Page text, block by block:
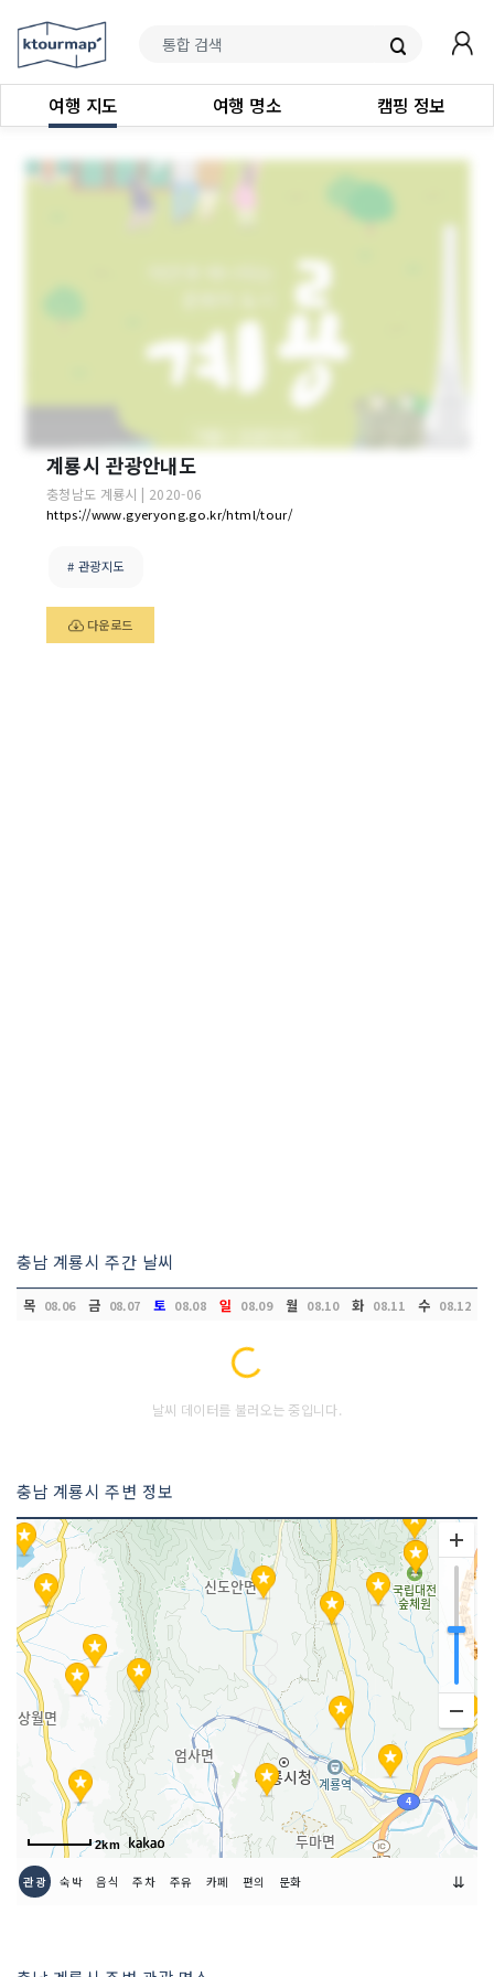
여행 지도 여행 명소 캠핑 정보
계룡시 관광안내도
충청남도 계룡시 | 2020-06
https://www.gyeryong.go.kr/html/tour/
# 관광지도
다운로드
충남 계룡시 주간 날씨
목 08.06 금 08.07 토 08.08 일 08.09 월 08.10 화 08.11 수 08.12
Loading...
날씨 데이터를 불러오는 중입니다.
충남 계룡시 주변 정보
2km
관광 숙박 음식 주차 주유 카페 편의 문화 ⇊